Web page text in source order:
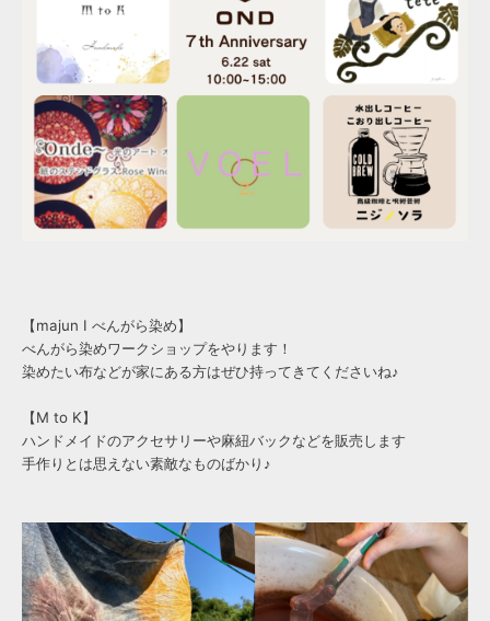
【majun I べんがら染め】
べんがら染めワークショップをやります！
染めたい布などが家にある方はぜひ持ってきてくださいね♪
【M to K】
ハンドメイドのアクセサリーや麻紐バックなどを販売します
手作りとは思えない素敵なものばかり♪